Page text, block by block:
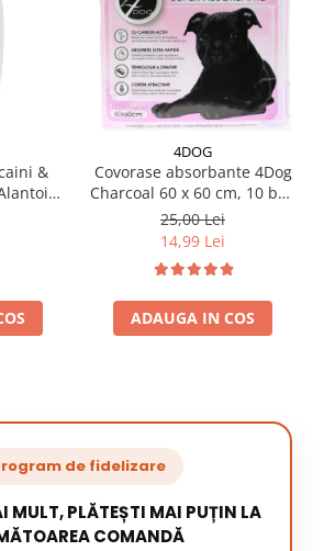
&
4DOG
Covorase absorbante 4Dog
Charcoal 60 x 60 cm, 10 buc
/ pachet
25,00 Lei
14,99 Lei
ADAUGA IN COS
de fidelizare
MULT, PLĂTEȘTI MAI PUȚIN LA
COMANDĂ